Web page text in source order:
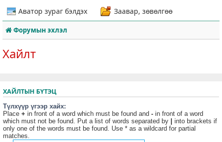
Аватор зураг бэлдэх
Заавар, зөвөлгөө
Форумын эхлэл
Хайлт
ХАЙЛТЫН БҮТЭЦ
Түлхүүр үгээр хайх:
Place + in front of a word which must be found and - in front of a word
which must not be found. Put a list of words separated by | into brackets if
only one of the words must be found. Use * as a wildcard for partial
matches.